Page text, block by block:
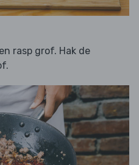
en rasp grof. Hak de